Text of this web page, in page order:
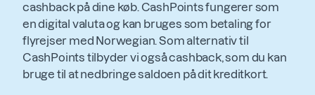
cashback på dine køb. CashPoints fungerer som
en digital valuta og kan bruges som betaling for
flyrejser med Norwegian. Som alternativ til
CashPoints tilbyder vi også cashback, som du kan
bruge til at nedbringe saldoen på dit kreditkort.